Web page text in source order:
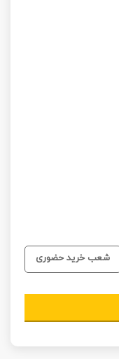
شعب خرید حضوری